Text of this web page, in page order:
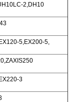
2,DH10
5,EX200-5,
3